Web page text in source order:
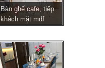
Bàn ghế cafe, tiếp
khách mặt mdf